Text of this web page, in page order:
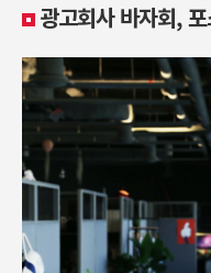
광고회사 바자회,